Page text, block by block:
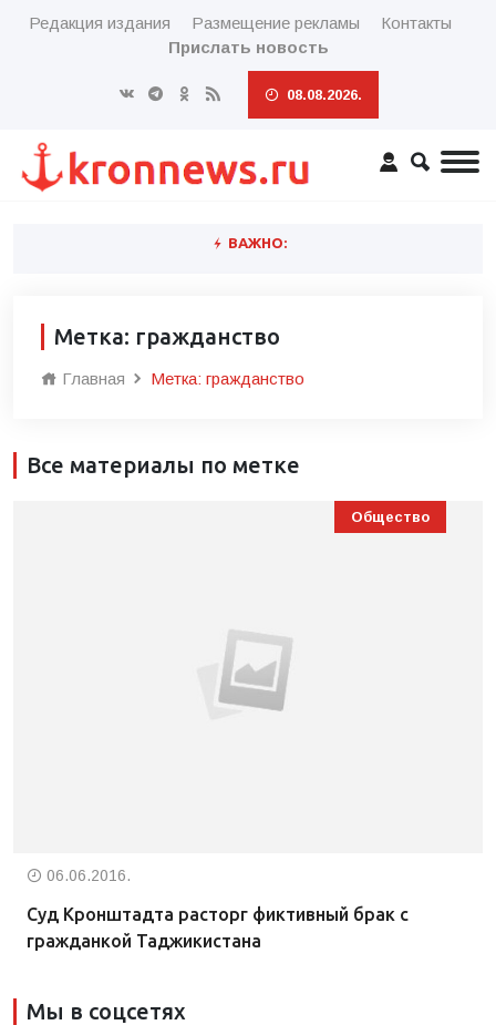
Редакция издания Размещение рекламы
Контакты
Прислать новость
08.08.2026.
ВАЖНО:
Метка: гражданство
Главная Метка: гражданство
Все материалы по метке
Общество
06.06.2016.
Суд Кронштадта расторг фиктивный брак с
гражданкой Таджикистана
Мы в соцсетях